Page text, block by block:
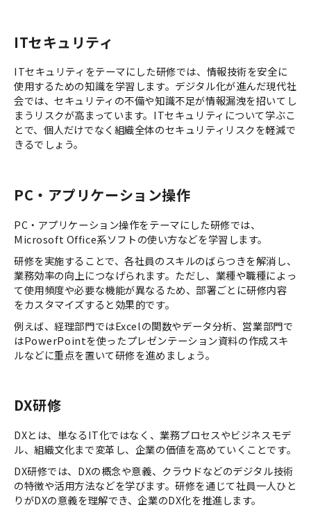
ITセキュリティ
ITセキュリティをテーマにした研修では、情報技術を安全に
使用するための知識を学習します。デジタル化が進んだ現代社
会では、セキュリティの不備や知識不足が情報漏洩を招いてし
まうリスクが高まっています。ITセキュリティについて学ぶこ
とで、個人だけでなく組織全体のセキュリティリスクを軽減で
きるでしょう。
PC・アプリケーション操作
PC・アプリケーション操作をテーマにした研修では、
Microsoft Office系ソフトの使い方などを学習します。
研修を実施することで、各社員のスキルのばらつきを解消し、
業務効率の向上につなげられます。ただし、業種や職種によっ
て使用頻度や必要な機能が異なるため、部署ごとに研修内容
をカスタマイズすると効果的です。
例えば、経理部門ではExcelの関数やデータ分析、営業部門で
はPowerPointを使ったプレゼンテーション資料の作成スキ
ルなどに重点を置いて研修を進めましょう。
DX研修
DXとは、単なるIT化ではなく、業務プロセスやビジネスモデ
ル、組織文化まで変革し、企業の価値を高めていくことです。
DX研修では、DXの概念や意義、クラウドなどのデジタル技術
の特徴や活用方法などを学びます。研修を通じて社員一人ひと
りがDXの意義を理解でき、企業のDX化を推進します。